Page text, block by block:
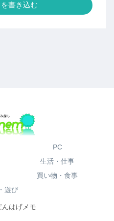
書き込む
PC
生活・仕事
買い物・食事
遊び
はげメモ.